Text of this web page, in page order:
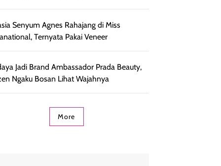
Senyum Agnes Rahajang di Miss
Ternyata Pakai Veneer
Jadi Brand Ambassador Prada Beauty,
Ngaku Bosan Lihat Wajahnya
More